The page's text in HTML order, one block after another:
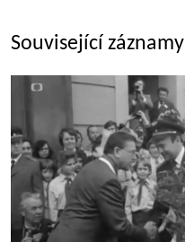
Související záznamy